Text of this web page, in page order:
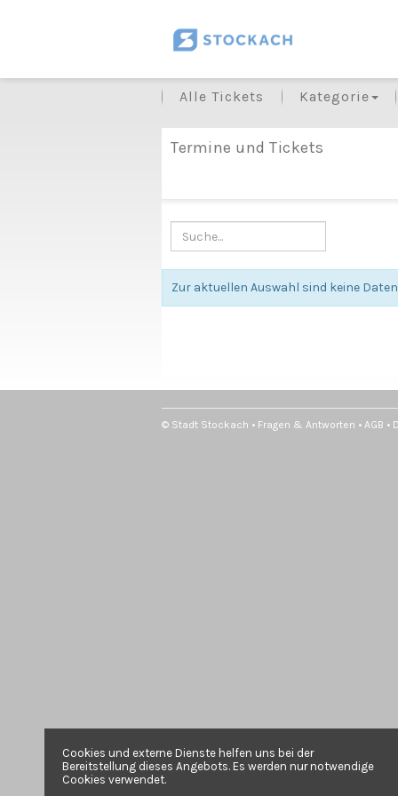
Alle Tickets Kategorie
Termine und Tickets
Zur aktuellen Auswahl sind keine
© Stadt Stockach • Fragen & Antworten • AGB •
Cookies und externe Dienste helfen uns bei der
Bereitstellung dieses Angebots. Es werden nur notwendige
Cookies verwendet.